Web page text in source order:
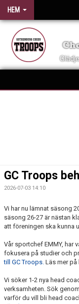
HEM
VID SKADA
KALENDER
BILDGALLERI
DOKUMENT
GC Troops
2026-07-03 14:10
Vi har nu lämnat säsong
säsong 26-27 är nästan
att föreningen ska kunna
Vår sportchef EMMY, har
fokusera på studier och
till GC Troops. Läs mer på
Vi söker 1-2 nya head
verksamheten. Sök
varför du vill bli head